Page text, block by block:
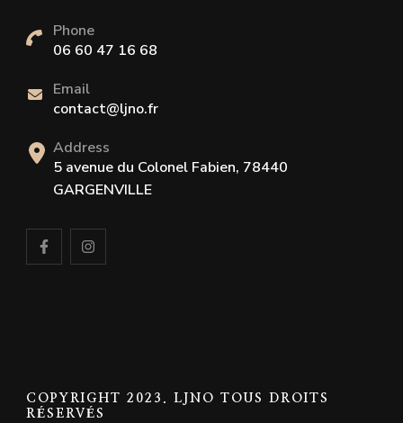
Phone
06 60 47 16 68
Email
contact@ljno.fr
Address
5 avenue du Colonel Fabien, 78440
GARGENVILLE
COPYRIGHT 2023. LJNO TOUS DROITS
RÉSERVÉS